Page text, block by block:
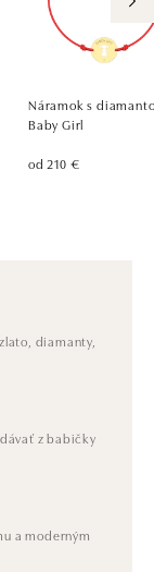
Náramok s
Baby Girl
od 210 €
diamanty,
z babičky
a moderným